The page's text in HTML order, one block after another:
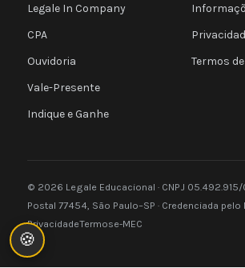
Legale In Company
CPA
Ouvidoria
Vale-Presente
Indique e Ganhe
Termos
© 2026 Legale Educacional · CNPJ 05.492.915/
Postal 77454, São Paulo–SP · Credenciada pelo
PrivacidadeTermose-MEC
🍪